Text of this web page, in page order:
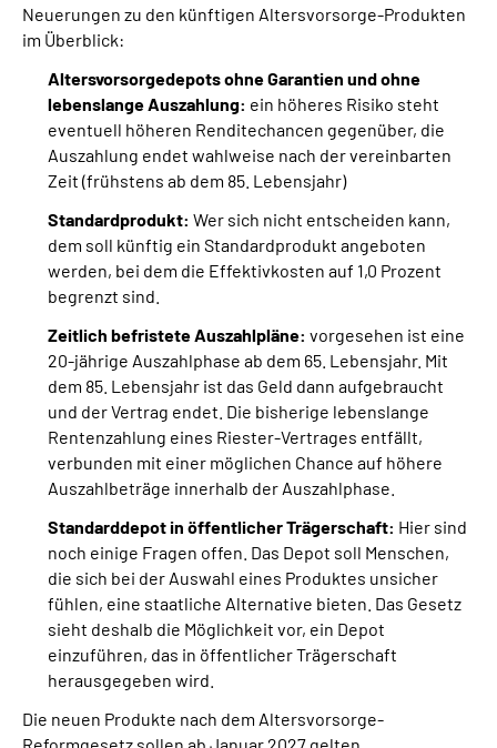
Neuerungen zu den künftigen Altersvorsorge-Produkten
im Überblick:
Altersvorsorgedepots ohne Garantien und ohne
lebenslange Auszahlung: ein höheres Risiko steht
eventuell höheren Renditechancen gegenüber, die
Auszahlung endet wahlweise nach der vereinbarten
Zeit (frühstens ab dem 85. Lebensjahr)
Standardprodukt: Wer sich nicht entscheiden kann,
dem soll künftig ein Standardprodukt angeboten
werden, bei dem die Effektivkosten auf 1,0 Prozent
begrenzt sind.
Zeitlich befristete Auszahlpläne: vorgesehen ist eine
20-jährige Auszahlphase ab dem 65. Lebensjahr. Mit
dem 85. Lebensjahr ist das Geld dann aufgebraucht
und der Vertrag endet. Die bisherige lebenslange
Rentenzahlung eines Riester-Vertrages entfällt,
verbunden mit einer möglichen Chance auf höhere
Auszahlbeträge innerhalb der Auszahlphase.
Standarddepot in öffentlicher Trägerschaft: Hier sind
noch einige Fragen offen. Das Depot soll Menschen,
die sich bei der Auswahl eines Produktes unsicher
fühlen, eine staatliche Alternative bieten. Das Gesetz
sieht deshalb die Möglichkeit vor, ein Depot
einzuführen, das in öffentlicher Trägerschaft
herausgegeben wird.
Die neuen Produkte nach dem Altersvorsorge-